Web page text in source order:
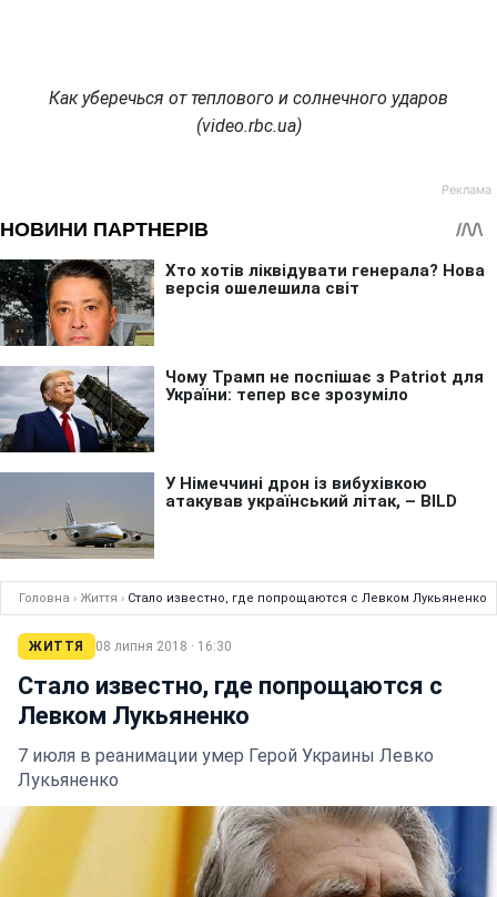
Как уберечься от теплового и солнечного ударов
(video.rbc.ua)
Головна › Життя › Стало известно, где попрощаются с Левком Лукьяненко
ЖИТТЯ 08 липня 2018 · 16:30
Стало известно, где попрощаются с
Левком Лукьяненко
7 июля в реанимации умер Герой Украины Левко
Лукьяненко